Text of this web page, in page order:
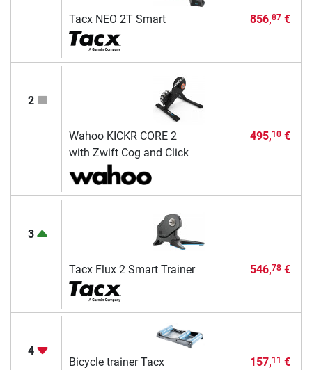
Tacx NEO 2T Smart 856,87€
2
Wahoo KICKR CORE 2
with Zwift Cog and Click
495,10€
3
Tacx Flux 2 Smart Trainer 546,78€
4
Bicycle trainer Tacx
157,11 €